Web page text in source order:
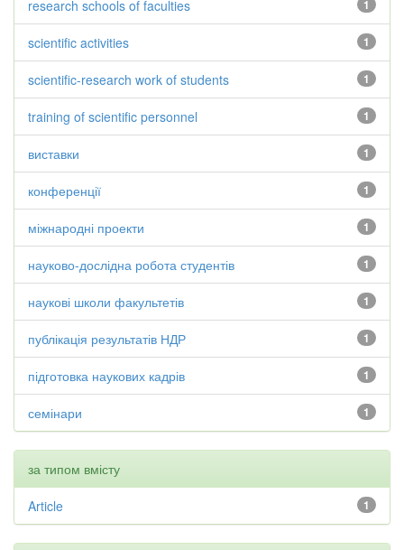
1
research schools of faculties
1
scientific activities
1
scientific-research work of students
1
training of scientific personnel
1
виставки
1
конференції
1
міжнародні проекти
1
науково-дослідна робота студентів
1
наукові школи факультетів
1
публікація результатів НДР
1
підготовка наукових кадрів
1
семінари
за типом вмісту
1
Article